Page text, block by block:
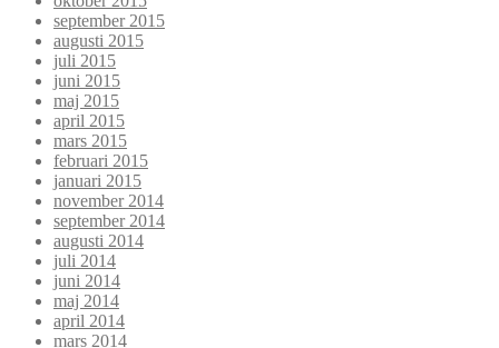
september 2015
augusti 2015
juli 2015
juni 2015
maj 2015
april 2015
mars 2015
februari 2015
januari 2015
november 2014
september 2014
augusti 2014
juli 2014
juni 2014
maj 2014
april 2014
mars 2014